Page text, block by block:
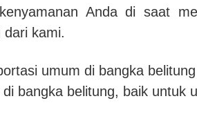
Anda di saat
dari kami.
umum di bangka
bangka belitung, baik untuk